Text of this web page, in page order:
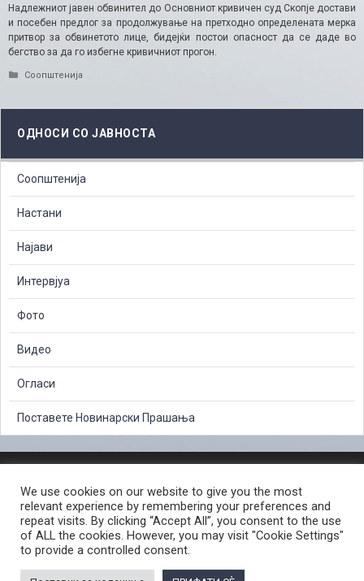
Надлежниот јавен обвинител до Основниот кривичен суд Скопје достави
и посебен предлог за продолжување на претходно определената мерка
притвор за обвинетото лице, бидејќи постои опасност да се даде во
бегство за да го избегне кривичниот прогон.​
Categories
Соопштенија
ОДНОСИ СО ЈАВНОСТА
Соопштенија
Настани
Најави
Интервјуа
Фото
Видео
Огласи
Поставете Новинарски Прашања
СЛОБОДЕН ПРИСТАП ДО ИНФОРМАЦИИ ОД ЈАВЕН КАРАКТЕР
ПОСТАПКА ЗА ПРИЈАВА НА КРИВИЧНО ДЕЛО
КОРИСНИ ЛИНКОВИ
ПОЛИТИКА ЗА ПРИВАТНОСТ ВЕБ СТРАНИЦА
We use cookies on our website to give you the most
relevant experience by remembering your preferences and
repeat visits. By clicking “Accept All”, you consent to the use
of ALL the cookies. However, you may visit "Cookie Settings"
to provide a controlled consent.